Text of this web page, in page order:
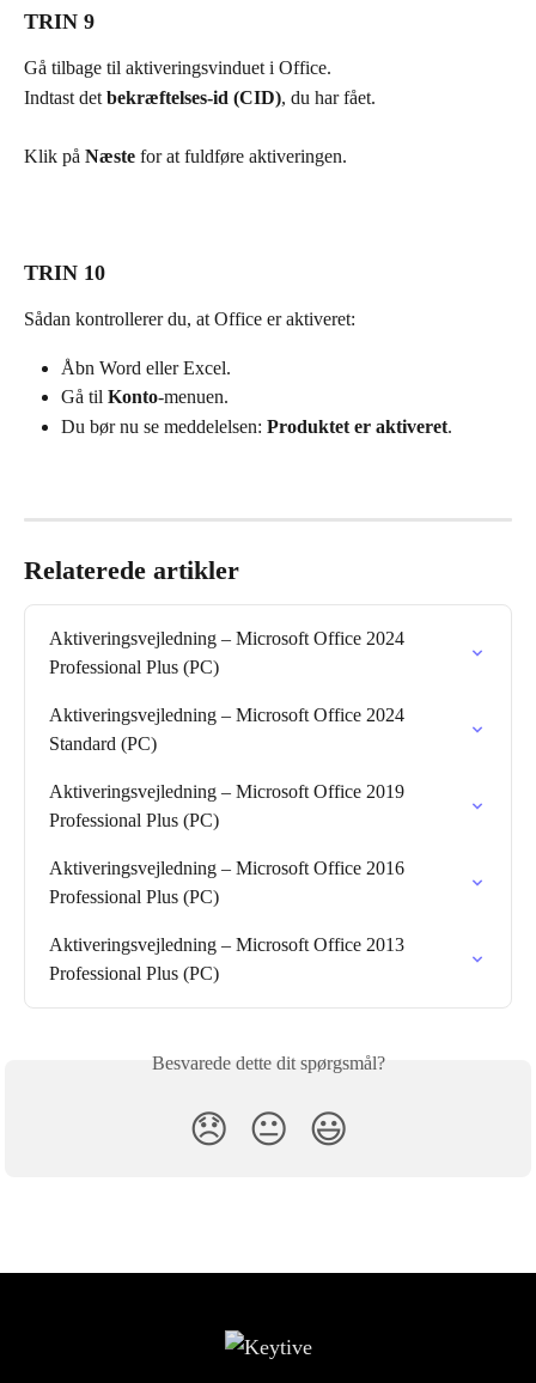
TRIN 9
Gå tilbage til aktiveringsvinduet i Office.
Indtast det bekræftelses-id (CID), du har fået.
Klik på Næste for at fuldføre aktiveringen.
TRIN 10
Sådan kontrollerer du, at Office er aktiveret:
Åbn Word eller Excel.
Gå til Konto-menuen.
Du bør nu se meddelelsen: Produktet er aktiveret.
Relaterede artikler
Aktiveringsvejledning – Microsoft Office 2024
Professional Plus (PC)
Aktiveringsvejledning – Microsoft Office 2024
Standard (PC)
Aktiveringsvejledning – Microsoft Office 2019
Professional Plus (PC)
Aktiveringsvejledning – Microsoft Office 2016
Professional Plus (PC)
Aktiveringsvejledning – Microsoft Office 2013
Professional Plus (PC)
Besvarede dette dit spørgsmål?
😞 😐 😃